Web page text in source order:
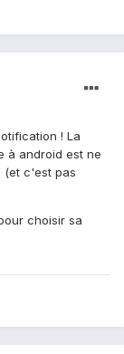
! La
à android est ne
(et c'est pas
choisir sa